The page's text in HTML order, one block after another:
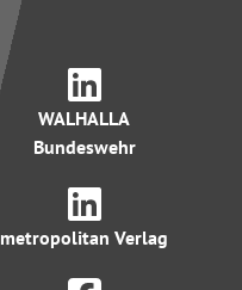
WALHALLA
Bundeswehr
metropolitan Verlag